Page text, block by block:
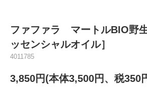
ファファラ マートルBIO野
ッセンシャルオイル］
4011785
3,850円(本体3,500円、税350